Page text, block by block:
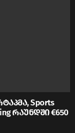
Sports
რაუნდში €650